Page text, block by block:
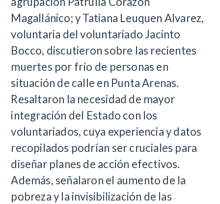
Magallánico; y Tatiana Leuquen Alvarez,
voluntaria del voluntariado Jacinto
Bocco, discutieron sobre las recientes
muertes por frío de personas en
situación de calle en Punta Arenas.
Resaltaron la necesidad de mayor
integración del Estado con los
voluntariados, cuya experiencia y datos
recopilados podrían ser cruciales para
diseñar planes de acción efectivos.
Además, señalaron el aumento de la
pobreza y la invisibilización de las